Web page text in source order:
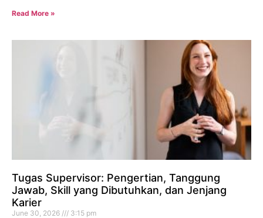
Read More »
Tugas Supervisor: Pengertian, Tanggung
Jawab, Skill yang Dibutuhkan, dan Jenjang
Karier
June 30, 2026 3:15 pm